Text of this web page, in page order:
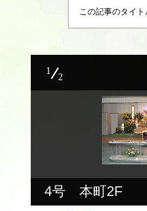
この記事のタイ
1
2
4号 本町2F